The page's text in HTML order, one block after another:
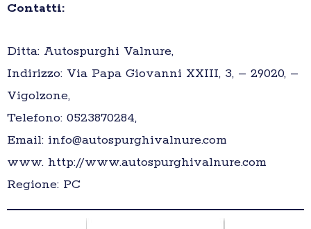
Contatti:
Ditta: Autospurghi Valnure,
Indirizzo: Via Papa Giovanni XXIII, 3, – 29020, –
Vigolzone,
Telefono: 0523870284,
Email: info@autospurghivalnure.com
www. http://www.autospurghivalnure.com
Regione: PC